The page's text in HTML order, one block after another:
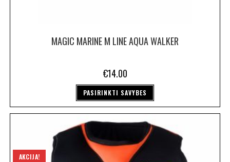
MAGIC MARINE M LINE AQUA WALKER
€14.00
PASIRINKTI SAVYBES
AKCIJA!